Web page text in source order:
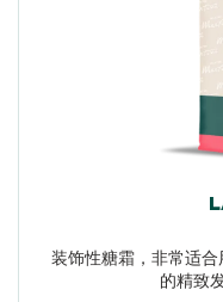
装饰性糖霜，非常适
的精致